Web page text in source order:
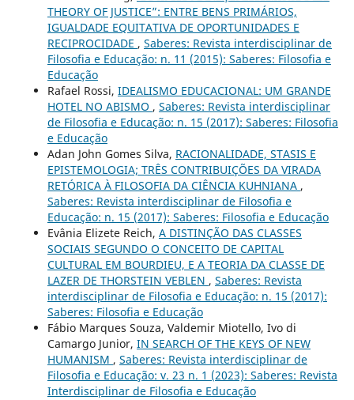
THEORY OF JUSTICE”: ENTRE BENS PRIMÁRIOS,
IGUALDADE EQUITATIVA DE OPORTUNIDADES E
RECIPROCIDADE , Saberes: Revista interdisciplinar de
Filosofia e Educação: n. 11 (2015): Saberes: Filosofia e
Educação
Rafael Rossi, IDEALISMO EDUCACIONAL: UM GRANDE
HOTEL NO ABISMO , Saberes: Revista interdisciplinar
de Filosofia e Educação: n. 15 (2017): Saberes: Filosofia
e Educação
Adan John Gomes Silva, RACIONALIDADE, STASIS E
EPISTEMOLOGIA; TRÊS CONTRIBUIÇÕES DA VIRADA
RETÓRICA À FILOSOFIA DA CIÊNCIA KUHNIANA ,
Saberes: Revista interdisciplinar de Filosofia e
Educação: n. 15 (2017): Saberes: Filosofia e Educação
Evânia Elizete Reich, A DISTINÇÃO DAS CLASSES
SOCIAIS SEGUNDO O CONCEITO DE CAPITAL
CULTURAL EM BOURDIEU, E A TEORIA DA CLASSE DE
LAZER DE THORSTEIN VEBLEN , Saberes: Revista
interdisciplinar de Filosofia e Educação: n. 15 (2017):
Saberes: Filosofia e Educação
Fábio Marques Souza, Valdemir Miotello, Ivo di
Camargo Junior, IN SEARCH OF THE KEYS OF NEW
HUMANISM , Saberes: Revista interdisciplinar de
Filosofia e Educação: v. 23 n. 1 (2023): Saberes: Revista
Interdisciplinar de Filosofia e Educação